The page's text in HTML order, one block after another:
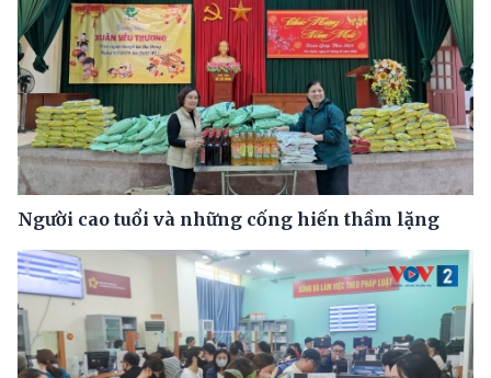
Người cao tuổi và những cống hiến thầm lặng